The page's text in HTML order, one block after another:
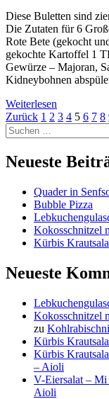
Diese Buletten sind
Die Zutaten für 6
Rote Bete (gekocht
gekochte Kartoffel 1
Gewürze – Majoran,
Kidneybohnen
Weiterlesen
Beitragsnavigation
Zurück Seite
1 Seite
2 Seite
3 Seite
4 Seite
5 Seite
6 7 8
Suchen
nach:
Neueste
Quader in
Bubble Pizza
Kokosschnitzel
Kürbis
Neueste
Kokosschnitzel
zu
Kürbis
Kürbis
– Aioli
V-Eiersalat – Mi
Aioli